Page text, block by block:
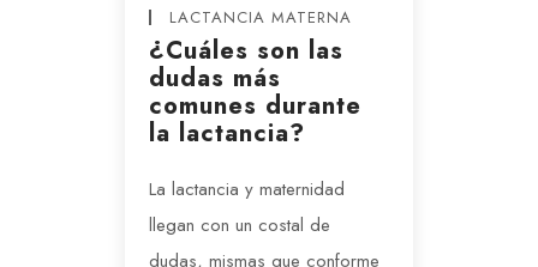
LACTANCIA MATERNA
¿Cuáles son las
dudas más
comunes durante
la lactancia?
La lactancia y maternidad
llegan con un costal de
dudas, mismas que conforme